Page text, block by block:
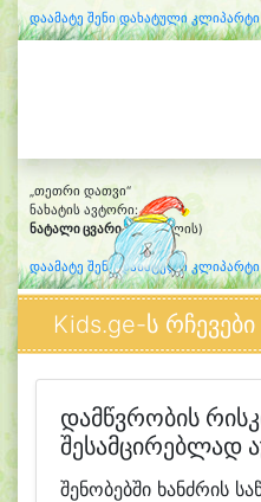
დაამატე შენი დახატული კლიპარტი
„თეთრი დათვი“
ნახატის ავტორი:
ნატალი ცვარიანი(6 წლის)
დაამატე შენი დახატული კლიპარტი
Kids.ge-ს რჩევები
დამწვრობის
შესამცირებლად
შენობებში ხანძრის